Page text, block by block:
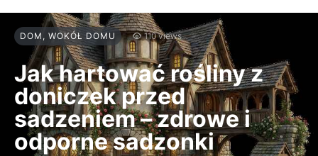
DOM, WOKÓŁ DOMU 110 views
Jak hartować rośliny z
doniczek przed
sadzeniem – zdrowe i
odporne sadzonki